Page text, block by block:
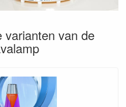
varianten van de